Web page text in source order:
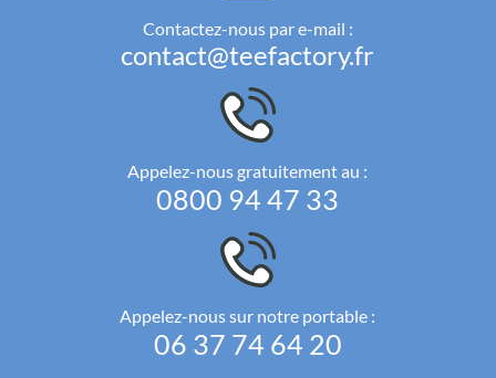
Contactez-nous par e-mail :
contact@teefactory.fr
Appelez-nous gratuitement au :
0800 94 47 33
Appelez-nous sur notre portable :
06 37 74 64 20